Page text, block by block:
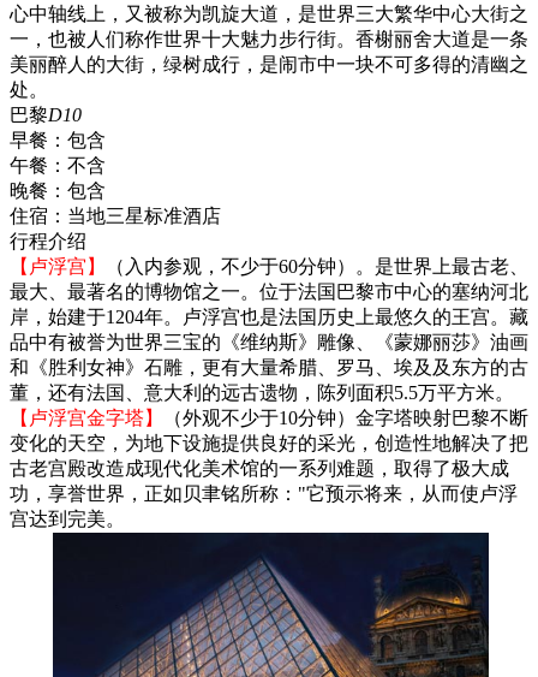
心中轴线上，又被称为凯旋大道，是世界三大繁华中心大街之
一，也被人们称作世界十大魅力步行街。香榭丽舍大道是一条
美丽醉人的大街，绿树成行，是闹市中一块不可多得的清幽之
处。
巴黎D10
早餐： 包含
午餐： 不含
晚餐： 包含
住宿： 当地三星标准酒店
行程介绍
【卢浮宫】
（入内参观，不少于60分钟）。是世界上最古老、
最大、最著名的博物馆之一。位于法国巴黎市中心的塞纳河北
岸，始建于1204年。卢浮宫也是法国历史上最悠久的王宫。藏
品中有被誉为世界三宝的《维纳斯》雕像、《蒙娜丽莎》油画
和《胜利女神》石雕，更有大量希腊、罗马、埃及及东方的古
董，还有法国、意大利的远古遗物，陈列面积5.5万平方米。
【卢浮宫金字塔】
（外观不少于10分钟）金字塔映射巴黎不断
变化的天空，为地下设施提供良好的采光，创造性地解决了把
古老宫殿改造成现代化美术馆的一系列难题，取得了极大成
功，享誉世界，正如贝聿铭所称："它预示将来，从而使卢浮
宫达到完美。